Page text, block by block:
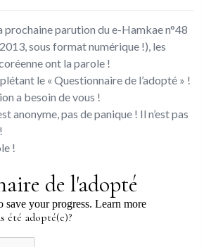
prochaine parution du e-Hamkae n°48
sous format numérique !), les
ont la parole !
le « Questionnaire de l’adopté » !
a besoin de vous !
anonyme, pas de panique ! Il n’est pas
!